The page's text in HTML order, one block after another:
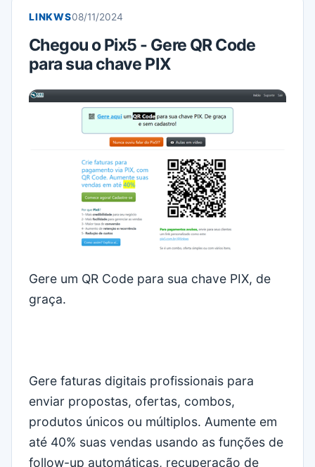
LINKWS08/11/2024
Chegou o Pix5 - Gere QR Code
para sua chave PIX
Gere um QR Code para sua chave PIX, de
graça.
Gere faturas digitais profissionais para
enviar propostas, ofertas, combos,
produtos únicos ou múltiplos. Aumente em
até 40% suas vendas usando as funções de
follow-up automáticas, recuperação de